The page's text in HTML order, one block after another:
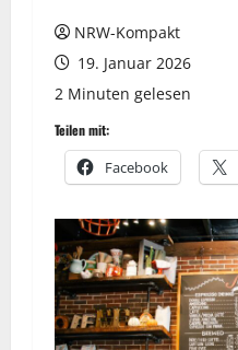
NRW-Kompakt
19. Januar 2026
2 Minuten gelesen
Teilen mit:
Facebook